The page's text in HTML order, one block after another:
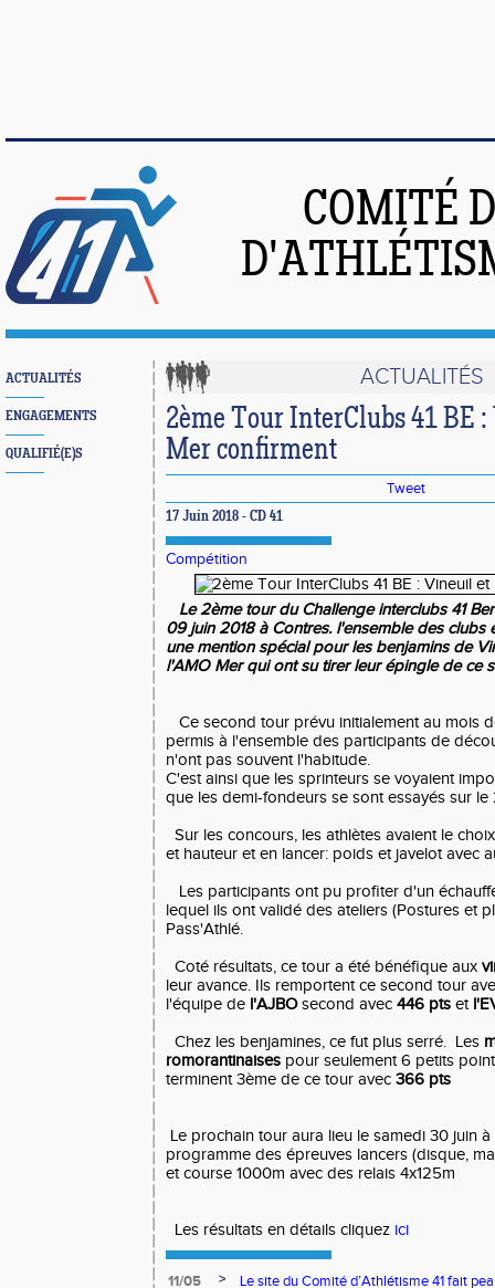
COMITÉ
ACTUALITÉS
ENGAGEMENTS
QUALIFIÉ(E)S
ACTUALITÉS
2ème Tour InterClubs 41 BE
Mer confirment
Tweet
17 Juin 2018 - CD 41
Compétition
Le 2ème tour du Challenge interclubs 41
09 juin 2018 à Contres. l'ensemble des clubs
une mention spécial pour les benjamins de
l'AMO Mer qui ont su tirer leur épingle de ce
Ce second tour prévu initialement au mois
permis à l'ensemble des participants de
n'ont pas souvent l'habitude.
C'est ainsi que les sprinteurs se voyaient
que les demi-fondeurs se sont essayés sur
Sur les concours, les athlètes avaient le
et hauteur et en lancer: poids et javelot
Les participants ont pu profiter d'un
lequel ils ont validé des ateliers (Postures et
Pass'Athlé.
Coté résultats, ce tour a été bénéfique aux
leur avance. Ils remportent ce second tour
l'équipe de l'AJBOsecond avec 446 pts et
Chez les benjamines, ce fut plus serré. Les
romorantinaises pour seulement 6 petits
terminent 3ème de ce tour avec 366 pts
Le prochain tour aura lieu le samedi 30 juin
programme des épreuves lancers (disque,
et course 1000m avec des relais 4x125m
Les résultats en détails cliquez ici
11/05 >
Le site du Comité d’Athlétisme 41 fait